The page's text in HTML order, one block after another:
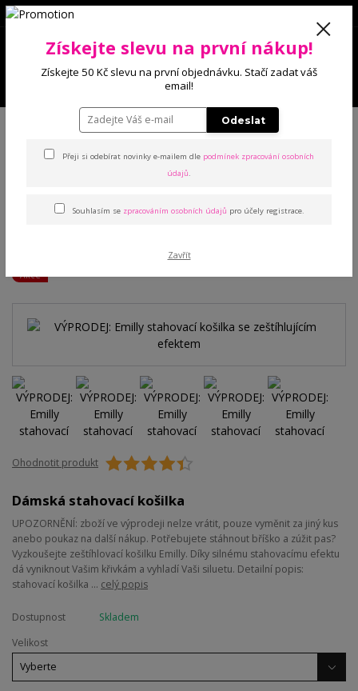
0 Kč
Trička, šaty, košilky Stahovací košilky
VÝPRODEJ: Emilly
stahovací košilka se zeštíhlujícím efektem
košilka se zeštíhlujícím
Akce
Ohodnotit produkt
Dámská stahovací košilka
UPOZORNĚNÍ: zboží ve výprodeji nelze vrátit, pouze vyměnit za jiný kus
anebo poukaz na další nákup. Potřebujete stáhnout bříško a zúžit pas?
Vyzkoušejte zeštíhlovací košilku Emilly. Díky silnému stahovacímu efektu
dá vyniknout Vašim křivkám a vyhladí Vaši siluetu. Detailní popis:
stahovací košilka ... celý popis
Dostupnost
Skladem
Velikost
Získejte slevu na první nákup!
Získejte 50 Kč slevu na první objednávku. Stačí zadat váš
email!
Odeslat
Přeji si odebírat novinky e-mailem dle podmínek zpracování osobních
údajů.
Souhlasím se zpracováním osobních údajů pro účely registrace.
Zavřít